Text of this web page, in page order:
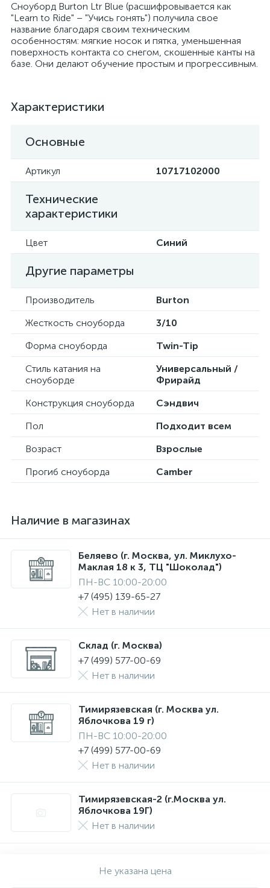
Сноуборд Burton Ltr Blue (расшифровывается как
"Learn to Ride" – "Учись гонять") получила свое
название благодаря своим техническим
особенностям: мягкие носок и пятка, уменьшенная
поверхность контакта со снегом, скошенные канты на
базе. Они делают обучение простым и прогрессивным.
Характеристики
Основные
Артикул 10717102000
Технические
характеристики
Цвет Синий
Другие параметры
Производитель
Burton
Жесткость сноуборда
3/10
Форма сноуборда
Twin-Tip
Стиль катания на
сноуборде
Универсальный /
Фрирайд
Конструкция сноуборда
Сэндвич
Пол
Подходит всем
Возраст
Взрослые
Прогиб сноуборда
Camber
Наличие в магазинах
Беляево (г. Москва, ул. Миклухо-
Маклая 18 к 3, ТЦ "Шоколад")
ПН-ВС 10:00-20:00
+7 (495) 139-65-27
Нет в наличии
Склад (г. Москва)
+7 (499) 577-00-69
Нет в наличии
Тимирязевская (г. Москва ул.
Яблочкова 19 г)
ПН-ВС 10:00-20:00
+7 (499) 577-00-69
Нет в наличии
Тимирязевская-2 (г.Москва ул.
Яблочкова 19Г)
Нет в наличии
Не указана цена